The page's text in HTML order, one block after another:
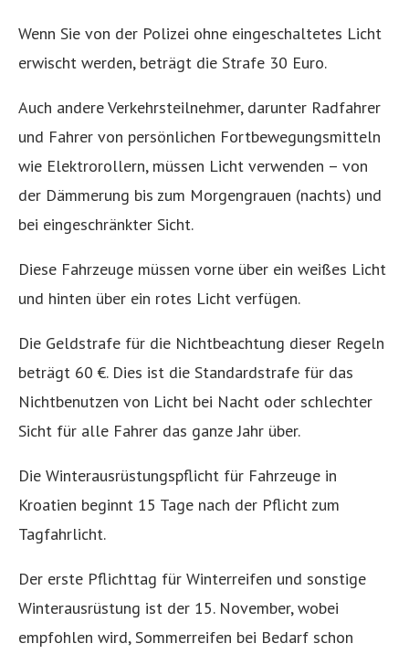
Wenn Sie von der Polizei ohne eingeschaltetes Licht
erwischt werden, beträgt die Strafe 30 Euro.
Auch andere Verkehrsteilnehmer, darunter Radfahrer
und Fahrer von persönlichen Fortbewegungsmitteln
wie Elektrorollern, müssen Licht verwenden – von
der Dämmerung bis zum Morgengrauen (nachts) und
bei eingeschränkter Sicht.
Diese Fahrzeuge müssen vorne über ein weißes Licht
und hinten über ein rotes Licht verfügen.
Die Geldstrafe für die Nichtbeachtung dieser Regeln
beträgt 60 €. Dies ist die Standardstrafe für das
Nichtbenutzen von Licht bei Nacht oder schlechter
Sicht für alle Fahrer das ganze Jahr über.
Die Winterausrüstungspflicht für Fahrzeuge in
Kroatien beginnt 15 Tage nach der Pflicht zum
Tagfahrlicht.
Der erste Pflichttag für Winterreifen und sonstige
Winterausrüstung ist der 15. November, wobei
empfohlen wird, Sommerreifen bei Bedarf schon